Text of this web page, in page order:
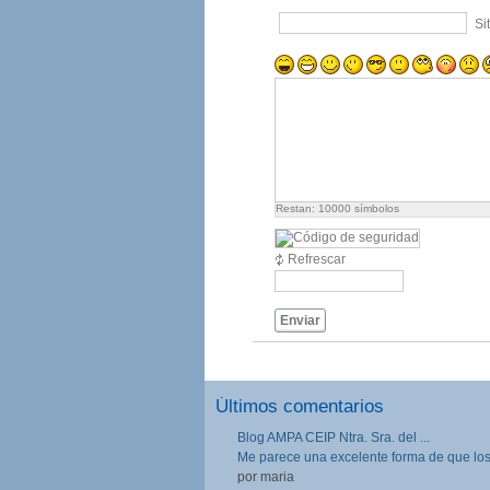
Restan: 10000 símbolos
Refrescar
Enviar
Últimos comentarios
Blog AMPA CEIP Ntra. Sra. del ...
Me parece una excelente forma de que
por maria